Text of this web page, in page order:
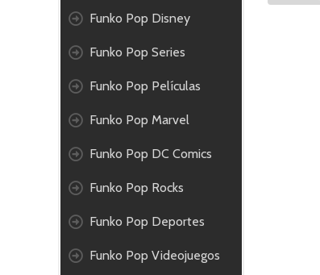
Funko Pop Disney
Funko Pop Series
Funko Pop Películas
Funko Pop Marvel
Funko Pop DC Comics
Funko Pop Rocks
Funko Pop Deportes
Funko Pop Videojuegos